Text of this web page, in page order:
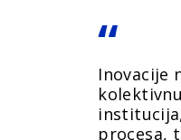
Inovacije
procesa,